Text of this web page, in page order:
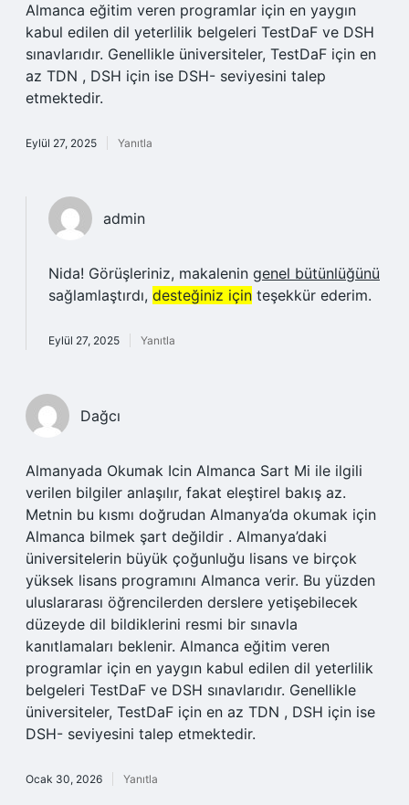
Almanca eğitim veren programlar için en yaygın
kabul edilen dil yeterlilik belgeleri TestDaF ve DSH
sınavlarıdır. Genellikle üniversiteler, TestDaF için en
az TDN , DSH için ise DSH- seviyesini talep
etmektedir.
Eylül 27, 2025 Yanıtla
admin
Nida! Görüşleriniz, makalenin genel bütünlüğünü
sağlamlaştırdı, desteğiniz için teşekkür ederim.
Eylül 27, 2025 Yanıtla
Dağcı
Almanyada Okumak Icin Almanca Sart Mi ile ilgili
verilen bilgiler anlaşılır, fakat eleştirel bakış az.
Metnin bu kısmı doğrudan Almanya’da okumak için
Almanca bilmek şart değildir . Almanya’daki
üniversitelerin büyük çoğunluğu lisans ve birçok
yüksek lisans programını Almanca verir. Bu yüzden
uluslararası öğrencilerden derslere yetişebilecek
düzeyde dil bildiklerini resmi bir sınavla
kanıtlamaları beklenir. Almanca eğitim veren
programlar için en yaygın kabul edilen dil yeterlilik
belgeleri TestDaF ve DSH sınavlarıdır. Genellikle
üniversiteler, TestDaF için en az TDN , DSH için ise
DSH- seviyesini talep etmektedir.
Ocak 30, 2026 Yanıtla